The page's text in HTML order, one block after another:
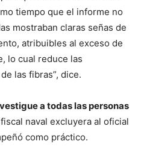
tiempo que el informe no
mostraban claras señas de
atribuibles al exceso de
lo cual reduce las
las fibras”, dice.
a todas las personas
naval excluyera al oficial
como práctico.